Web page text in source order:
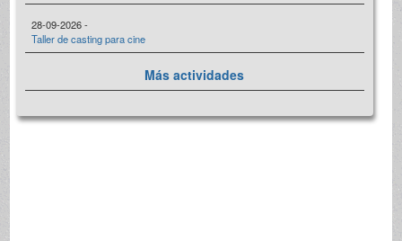
28-09-2026 -
Taller de casting para cine
Más actividades